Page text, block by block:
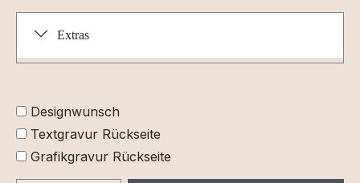
Extras
Designwunsch
Textgravur Rückseite
Grafikgravur Rückseite